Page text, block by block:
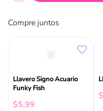
Compre juntos
Llavero Signo Acuario
Funky Fish
$5,99
$